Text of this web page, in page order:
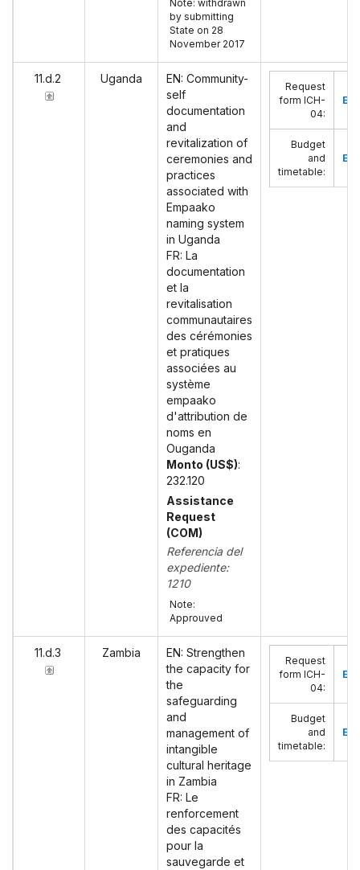
Note: withdrawn
by submitting
State on 28
November 2017
11.d.2 Uganda
EN: Community-
self
documentation
and
revitalization of
ceremonies and
practices
associated with
Empaako
naming system
in Uganda
FR: La
documentation
et la
revitalisation
communautaires
des cérémonies
et pratiques
associées au
système
empaako
d'attribution de
noms en
Ouganda
Monto (US$):
232.120
Assistance
Request
(COM)
Referencia del
expediente:
1210
Note:
Approuved
Request
form ICH-
04:
Budget
and
timetable:
11.d.3 Zambia
EN: Strengthen
the capacity for
the
safeguarding
and
management of
intangible
cultural heritage
in Zambia
FR: Le
renforcement
des capacités
pour la
sauvegarde et
Request
form ICH-
04:
Budget
and
timetable: